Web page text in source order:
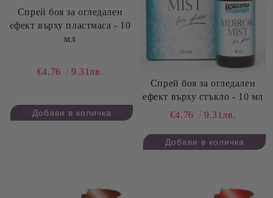
Спрей боя за огледален
ефект върху пластмаса - 10
мл
€4.76
9.31лв.
Спрей боя за огледален
ефект върху стъкло - 10 мл
€4.76
9.31лв.